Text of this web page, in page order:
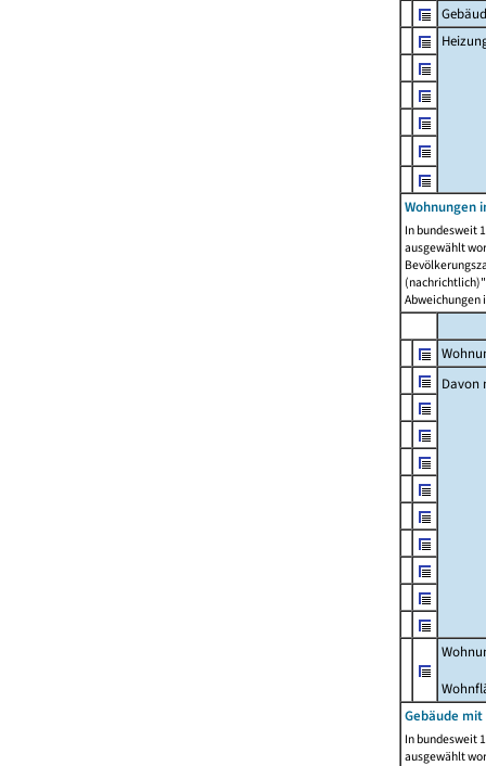
Wohnungen
In bundesweit
ausgewählt
Abweichungen
Davon
Gebäude
In bundesweit
ausgewählt